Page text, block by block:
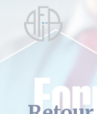
Cookies management panel